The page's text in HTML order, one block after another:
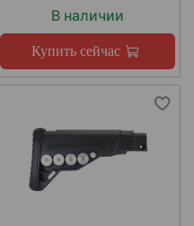
В наличии
Купить сейчас